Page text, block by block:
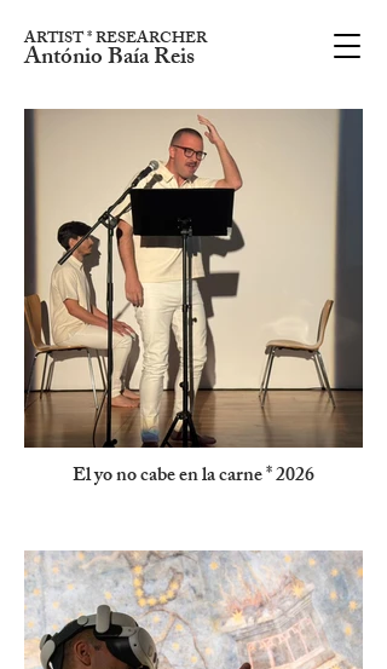
ARTIST * RESEARCHER
António Baía Reis
El yo no cabe en la carne * 2026